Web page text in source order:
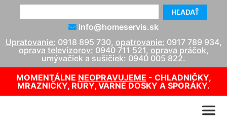
HĽADAŤ
info@homeservis.sk
Upratovanie: 0918 895 730, opatrovanie: 0917 789 934,
oprava televízorov: 0940 711 521, oprava práčok,
umývačiek a sušičiek: 0940 005 822.
MOMENTÁLNE NEOPRAVUJEME - CHLADNIČKY,
MRAZNIČKY, RÚRY, VARNÉ DOSKY A SPORÁKY.